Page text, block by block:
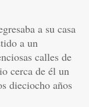
a su casa
a un
calles de
cerca de él un
dieciocho años